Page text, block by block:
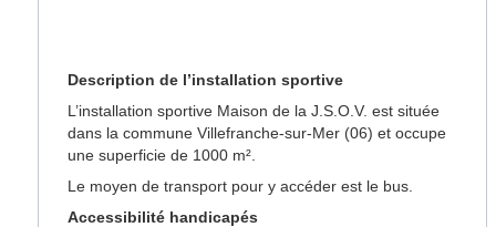
Description de l’installation sportive
L’installation sportive Maison de la J.S.O.V. est située
dans la commune Villefranche-sur-Mer (06) et occupe
une superficie de 1000 m².
Le moyen de transport pour y accéder est le bus.
Accessibilité handicapés